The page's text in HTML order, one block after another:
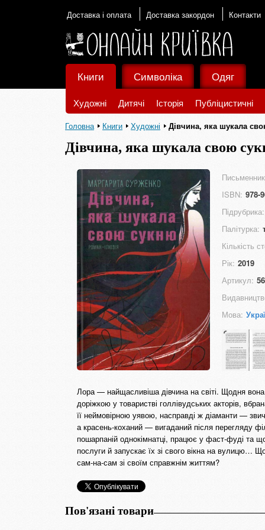
Доставка і оплата Доставка закордон Контакти
Книги
Художні Дитячі Історія Публіцистичні
Символіка Одяг
Головна Книги Художні Дівчина, яка шукала
Дівчина, яка шукала свою
ISBN: 978-
Підрубрика:
Палітурка:
Кількість
Рік: 2019
Артикул:
Мова:
Лора — найщасливіша дівчина на світі. Щодня
доріжкою у товаристві голлівудських акторів,
її неймовірною уявою, насправді ж діаманти —
а красень-коханий — вигаданий після перегляду
пошарпаній однокімнатці, працює у фаст-фуді та
послуги й запускає їх зі свого вікна на вулицю…
сам-на-сам зі своїм справжнім життям?
Пов'язані товари